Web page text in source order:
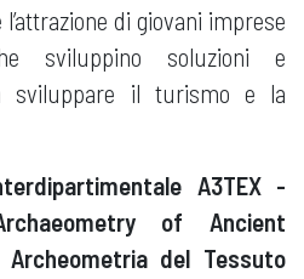
di giovani imprese
sviluppino soluzioni e
sviluppare il turismo e la
A3TEX -
of Ancient
Archeometria del Tessuto